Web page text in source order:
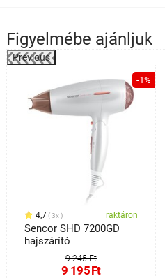
Figyelmébe ajánljuk
Previous
-1%
4,7 3x raktáron
Sencor SHD 7200GD
hajszárító
9 245 Ft
9 195Ft